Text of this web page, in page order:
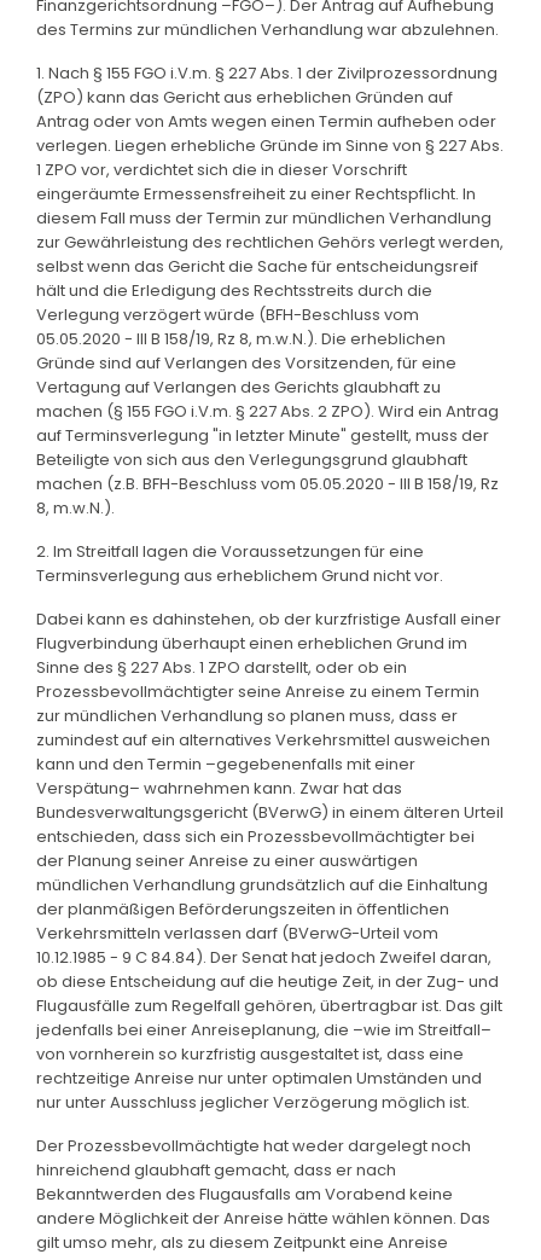
Finanzgerichtsordnung –FGO–). Der Antrag auf Aufhebung
des Termins zur mündlichen Verhandlung war abzulehnen.
1. Nach § 155 FGO i.V.m. § 227 Abs. 1 der Zivilprozessordnung
(ZPO) kann das Gericht aus erheblichen Gründen auf
Antrag oder von Amts wegen einen Termin aufheben oder
verlegen. Liegen erhebliche Gründe im Sinne von § 227 Abs.
1 ZPO vor, verdichtet sich die in dieser Vorschrift
eingeräumte Ermessensfreiheit zu einer Rechtspflicht. In
diesem Fall muss der Termin zur mündlichen Verhandlung
zur Gewährleistung des rechtlichen Gehörs verlegt werden,
selbst wenn das Gericht die Sache für entscheidungsreif
hält und die Erledigung des Rechtsstreits durch die
Verlegung verzögert würde (BFH-Beschluss vom
05.05.2020 - III B 158/19, Rz 8, m.w.N.). Die erheblichen
Gründe sind auf Verlangen des Vorsitzenden, für eine
Vertagung auf Verlangen des Gerichts glaubhaft zu
machen (§ 155 FGO i.V.m. § 227 Abs. 2 ZPO). Wird ein Antrag
auf Terminsverlegung "in letzter Minute" gestellt, muss der
Beteiligte von sich aus den Verlegungsgrund glaubhaft
machen (z.B. BFH-Beschluss vom 05.05.2020 - III B 158/19, Rz
8, m.w.N.).
2. Im Streitfall lagen die Voraussetzungen für eine
Terminsverlegung aus erheblichem Grund nicht vor.
Dabei kann es dahinstehen, ob der kurzfristige Ausfall einer
Flugverbindung überhaupt einen erheblichen Grund im
Sinne des § 227 Abs. 1 ZPO darstellt, oder ob ein
Prozessbevollmächtigter seine Anreise zu einem Termin
zur mündlichen Verhandlung so planen muss, dass er
zumindest auf ein alternatives Verkehrsmittel ausweichen
kann und den Termin –gegebenenfalls mit einer
Verspätung– wahrnehmen kann. Zwar hat das
Bundesverwaltungsgericht (BVerwG) in einem älteren Urteil
entschieden, dass sich ein Prozessbevollmächtigter bei
der Planung seiner Anreise zu einer auswärtigen
mündlichen Verhandlung grundsätzlich auf die Einhaltung
der planmäßigen Beförderungszeiten in öffentlichen
Verkehrsmitteln verlassen darf (BVerwG-Urteil vom
10.12.1985 - 9 C 84.84). Der Senat hat jedoch Zweifel daran,
ob diese Entscheidung auf die heutige Zeit, in der Zug- und
Flugausfälle zum Regelfall gehören, übertragbar ist. Das gilt
jedenfalls bei einer Anreiseplanung, die –wie im Streitfall–
von vornherein so kurzfristig ausgestaltet ist, dass eine
rechtzeitige Anreise nur unter optimalen Umständen und
nur unter Ausschluss jeglicher Verzögerung möglich ist.
Der Prozessbevollmächtigte hat weder dargelegt noch
hinreichend glaubhaft gemacht, dass er nach
Bekanntwerden des Flugausfalls am Vorabend keine
andere Möglichkeit der Anreise hätte wählen können. Das
gilt umso mehr, als zu diesem Zeitpunkt eine Anreise